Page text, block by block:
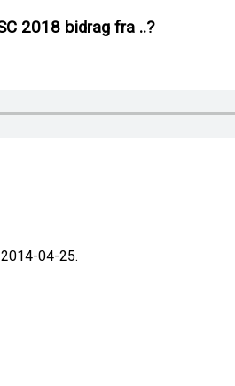
2018 bidrag fra ..?
04-25.